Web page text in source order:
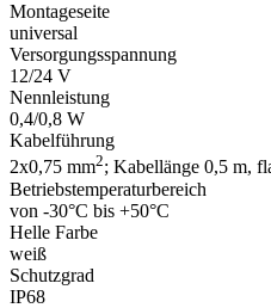
Montageseite
universal
Versorgungsspannung
12/24 V
Nennleistung
0,4/0,8 W
Kabelführung
2x0,75 mm2; Kabellänge 0,5 m,
Betriebstemperaturbereich
von -30°C bis +50°C
Helle Farbe
weiß
Schutzgrad
IP68